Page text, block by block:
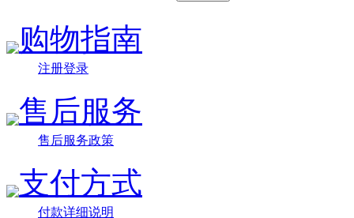
购物指南
注册登录
售后服务
售后服务政策
支付方式
付款详细说明